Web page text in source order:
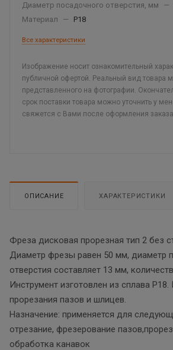
Диаметр посадочного отверстия, мм
—
Материал
— Р18
Все характеристики
Изображение носит ознакомительный
публичной офертой. Реальный вид товара
представленного на фотографии.
срок поставки товара можно уточнить у
свяжется с Вами после оформления
ОПИСАНИЕ ХАРАКТЕРИСТИКИ
Фреза дисковая прорезная тип 2 без
Диаметр фрезы равен 50 мм, диаметр
отверстия составляет 13 мм,
Инструмент изготовлен из сплава
прорезания пазов и шлицев.
Назначение: применяется для
отрезание, фрезерование
обработка канавок